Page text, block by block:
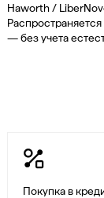
Haworth /
— без учета
Покупка в